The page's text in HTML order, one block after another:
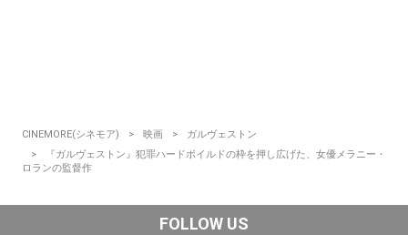
CINEMORE(シネモア) 映画
ガルヴェストン
『ガルヴェストン』犯罪ハードボイルドの枠を押し広げた、女優メラニー・
ロランの監督作
FOLLOW US